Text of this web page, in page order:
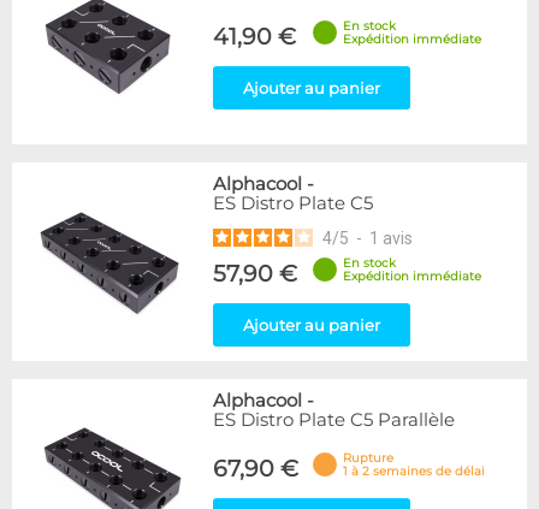
41,90 €
En stock
Expédition immédiate
Ajouter au panier
Alphacool -
ES Distro Plate C5
4/5 - 1 avis
57,90 €
En stock
Expédition immédiate
Ajouter au panier
Alphacool -
ES Distro Plate C5 Parallèle
67,90 €
Rupture
1 à 2 semaines de délai